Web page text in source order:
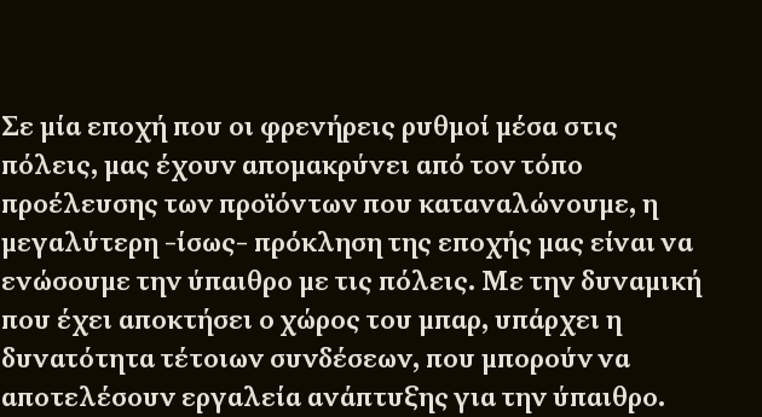
Σε μία εποχή που οι φρενήρεις ρυθμοί μέσα στις
πόλεις, μας έχουν απομακρύνει από τον τόπο
προέλευσης των προϊόντων που καταναλώνουμε, η
μεγαλύτερη -ίσως- πρόκληση της εποχής μας είναι να
ενώσουμε την ύπαιθρο με τις πόλεις. Με την δυναμική
που έχει αποκτήσει ο χώρος του μπαρ, υπάρχει η
δυνατότητα τέτοιων συνδέσεων, που μπορούν να
αποτελέσουν εργαλεία ανάπτυξης για την ύπαιθρο.